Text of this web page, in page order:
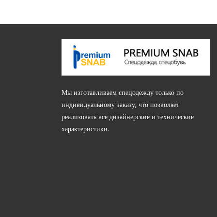
(этаж 2)
Мы изготавливаем спецодежду только по
индивидуальному заказу, что позволяет
реализовать все дизайнерские и технические
характеристики.